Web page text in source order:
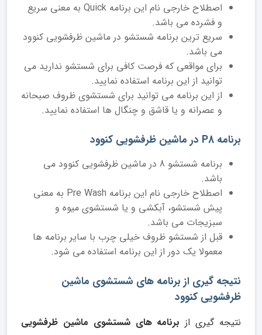
اصطلاح خارجی نام این برنامه Quick به معنی سریع
و فشرده می باشد.
سریع ترین برنامه شستشو در ماشین ظرفشویی کنوود
می باشد.
برای مواقعی که فرصت کافی برای شستشو ندارید می
توانید از این برنامه استفاده نمایید.
از این برنامه می توانید برای شستشوی ظروف صبحانه
و عصرانه و یا قاشق و چنگال ها استفاده نمایید.
برنامه P8 در ماشین ظرفشویی کنوود
برنامه شستشو 8 در ماشین ظرفشویی کنوود می
باشد.
اصطلاح خارجی نام این برنامه Pre Wash به معنی
پیش شستشو، آبکشی و یا شستشوی میوه و
سبزیجات می باشد.
قبل از شستشو ظروف خیلی چرب با سایر برنامه ها
معمولا یک دور از این برنامه استفاده می شود.
نتیجه گیری از برنامه های شستشوی ماشین
ظرفشویی کنوود
نتیجه گیری از برنامه های شستشوی ماشین ظرفشویی